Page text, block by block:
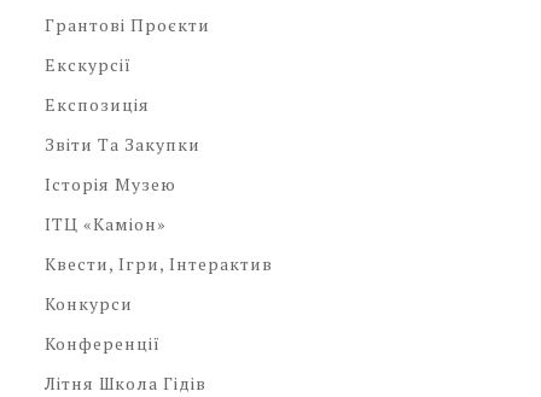
Грантові Проєкти
Екскурсії
Експозиція
Звіти Та Закупки
Історія Музею
ІТЦ «Каміон»
Квести, Ігри, Інтерактив
Конкурси
Конференції
Літня Школа Гідів